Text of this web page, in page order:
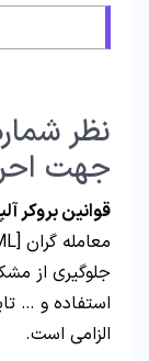
جهت
قوانین بروکر
جلوگیری از
استفاده و …
الزامی است.